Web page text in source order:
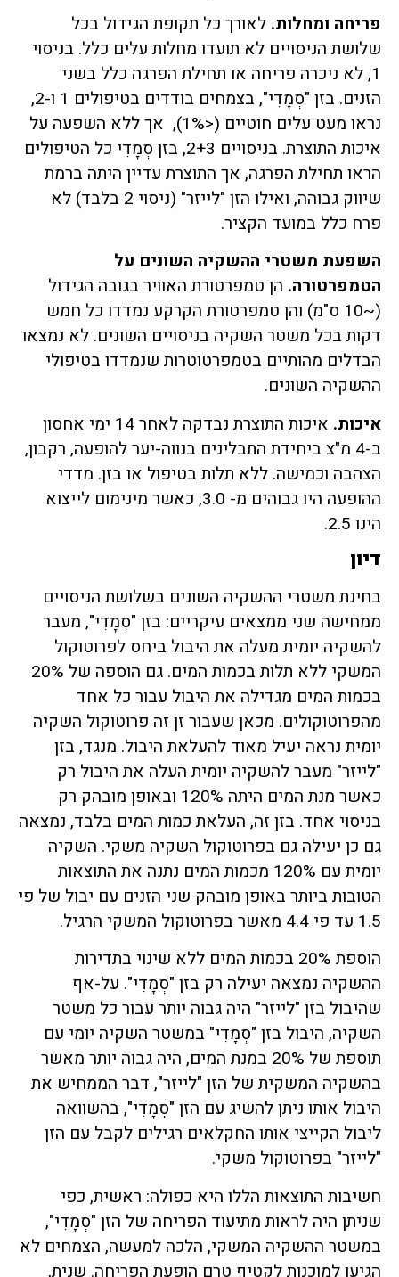
פריחה ומחלות. לאורך כל תקופת הגידול בכל
שלושת הניסויים לא תועדו מחלות עלים כלל. בניסוי
1, לא ניכרה פריחה או תחילת הפרגה כלל בשני
הזנים. בזן "סְמָדִי", בצמחים בודדים בטיפולים 1 ו-2,
נראו מעט עלים חוטיים (<1%), אך ללא השפעה על
איכות התוצרת. בניסויים 2+3, בזן סְמָדִי כל הטיפולים
הראו תחילת הפרגה, אך התוצרת עדיין היתה ברמת
שיווק גבוהה, ואילו הזן "לייזר" (ניסוי 2 בלבד) לא
פרח כלל במועד הקציר.
השפעת משטרי ההשקיה השונים על
הטמפרטורה. הן טמפרטורת האוויר בגובה הגידול
(~10 ס"מ) והן טמפרטורת הקרקע נמדדו כל חמש
דקות בכל משטר השקיה בניסויים השונים. לא נמצאו
הבדלים מהותיים בטמפרטוטרות שנמדדו בטיפולי
ההשקיה השונים.
איכות.
איכות התוצרת נבדקה לאחר 14 ימי אחסון
ב-4 מ"צ ביחידת התבלינים בנווה-יער להופעה, רקבון,
הצהבה וכמישה. ללא תלות בטיפול או בזן. מדדי
ההופעה היו גבוהים מ- 3.0, כאשר מינימום לייצוא
הינו 2.5.
דיון
בחינת משטרי ההשקיה השונים בשלושת הניסויים
ממחישה שני ממצאים עיקריים: בזן "סְמָדִי", מעבר
להשקיה יומית מעלה את היבול ביחס לפרוטוקול
המשקי ללא תלות בכמות המים. גם הוספה של 20%
בכמות המים מגדילה את היבול עבור כל אחד
מהפרוטוקולים. מכאן שעבור זן זה פרוטוקול השקיה
יומית נראה יעיל מאוד להעלאת היבול. מנגד, בזן
"לייזר" מעבר להשקיה יומית העלה את היבול רק
כאשר מנת המים היתה 120% ובאופן מובהק רק
בניסוי אחד. בזן זה, העלאת כמות המים בלבד, נמצאה
גם כן יעילה גם בפרוטוקול השקיה משקי. השקיה
יומית עם 120% מכמות המים נתנה את התוצאות
הטובות ביותר באופן מובהק שני הזנים עם יבול של פי
1.5 עד פי 4.4 מאשר בפרוטוקול המשקי הרגיל.
הוספת 20% בכמות המים ללא שינוי בתדירות
ההשקיה נמצאה יעילה רק בזן "סְמָדִי". על-אף
שהיבול בזן "לייזר" היה גבוה יותר עבור כל משטר
השקיה, היבול בזן "סְמָדִי" במשטר השקיה יומי עם
תוספת של 20% במנת המים, היה גבוה יותר מאשר
בהשקיה המשקית של הזן "לייזר", דבר הממחיש את
היבול אותו ניתן להשיג עם הזן "סְמָדִי", בהשוואה
ליבול הקייצי אותו החקלאים רגילים לקבל עם הזן
"לייזר" בפרוטוקול משקי.
חשיבות התוצאות הללו היא כפולה: ראשית, כפי
שניתן היה לראות מתיעוד הפריחה של הזן "סְמָדִי",
במשטר ההשקיה המשקי, הלכה למעשה, הצמחים לא
הגיעו למוכנות לקטיף טרם הופעת הפריחה. שנית,